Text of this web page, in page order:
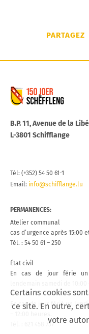
PARTAGEZ
B.P. 11, Avenue de la
L-3801 Schifflange
Tél: (+352) 54 50 61-1
Email: info@schifflange.lu
PERMANENCES:
Atelier communal
cas d’urgence après 15:00
Tél. : 54 50 61 – 250
État civil
En cas de jour férie un
En cas de jour férié un
Tél. : 621 458 757
Certains cookies
ce site. En outre,
votre